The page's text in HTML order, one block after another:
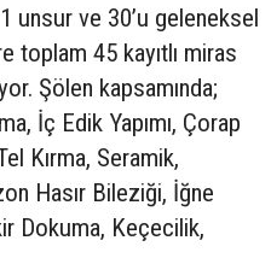
unsur ve 30’u geleneksel
toplam 45 kayıtlı miras
Şölen kapsamında;
İç Edik Yapımı, Çorap
Kırma, Seramik,
Hasır Bileziği, İğne
Dokuma, Keçecilik,